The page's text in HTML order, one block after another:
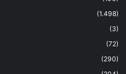
(1.498)
(3)
(72)
(290)